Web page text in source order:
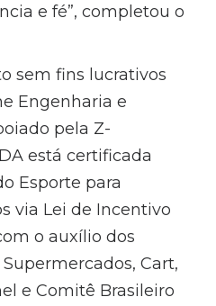
e fé”, completou o
sem fins lucrativos
Engenharia e
pela Z-
está certificada
Esporte para
via Lei de Incentivo
o auxílio dos
Cart,
e Comitê Brasileiro